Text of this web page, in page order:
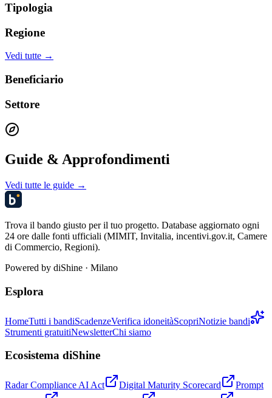
Tipologia
Regione
Vedi tutte →
Beneficiario
Settore
Guide & Approfondimenti
Vedi tutte le guide →
Trova il bando giusto per il tuo progetto. Database aggiornato ogni
24 ore dalle fonti ufficiali (MIMIT, Invitalia, incentivi.gov.it, Camere
di Commercio, Regioni).
Powered by diShine · Milano
Esplora
HomeTutti i bandiScadenzeVerifica idoneitàScopriNotizie bandi
Strumenti gratuitiNewsletterChi siamo
Ecosistema diShine
Radar Compliance AI Act Digital Maturity Scorecard
Prompt